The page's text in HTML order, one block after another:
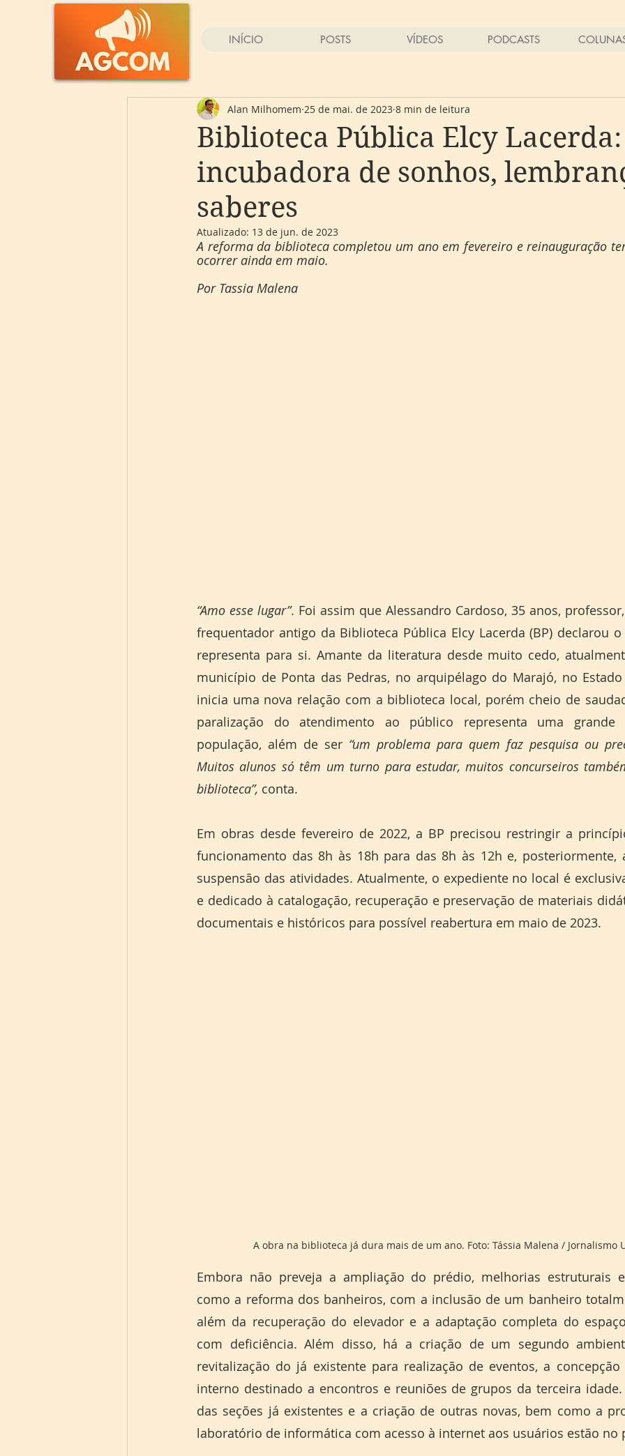
INÍCIO POSTS VÍDEOS PODCASTS
Biblioteca Pública Elcy Lacerda:
incubadora de sonhos,
saberes
Alan Milhomem 25 de mai. de 2023 8 min de leitura
Atualizado: 13 de jun. de 2023
A reforma da biblioteca completou um ano em fevereiro e reinauguração
ocorrer ainda em maio.
Por Tassia Malena
“Amo esse lugar”. Foi assim que Alessandro Cardoso, 35 anos,
frequentador antigo da Biblioteca Pública Elcy Lacerda (BP) declarou
representa para si. Amante da literatura desde muito cedo,
município de Ponta das Pedras, no arquipélago do Marajó, no
inicia uma nova relação com a biblioteca local, porém cheio de
paralização do atendimento ao público representa uma
população, além de ser “um problema para quem faz pesquisa ou
Muitos alunos só têm um turno para estudar, muitos concurseiros
biblioteca”, conta.
Em obras desde fevereiro de 2022, a BP precisou restringir a
funcionamento das 8h às 18h para das 8h às 12h e, posteriormente,
suspensão das atividades. Atualmente, o expediente no local é
e dedicado à catalogação, recuperação e preservação de materiais
documentais e históricos para possível reabertura em maio de 2023.
A obra na biblioteca já dura mais de um ano. Foto: Tássia Malena / Jornalismo
Embora não preveja a ampliação do prédio, melhorias estruturais
como a reforma dos banheiros, com a inclusão de um banheiro
além da recuperação do elevador e a adaptação completa do
com deficiência. Além disso, há a criação de um segundo
revitalização do já existente para realização de eventos, a
interno destinado a encontros e reuniões de grupos da terceira idade.
das seções já existentes e a criação de outras novas, bem como a